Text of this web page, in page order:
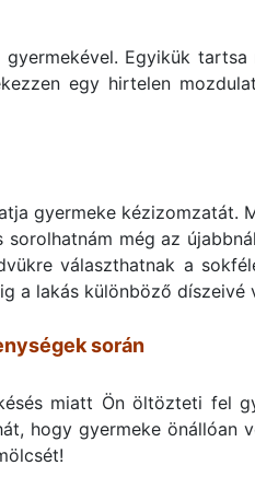
Egyikük
egy hirtelen
gyermeke
még az
választhatnak a
a lakás különböző díszeivé
során
miatt Ön öltözteti fel
hogy gyermeke